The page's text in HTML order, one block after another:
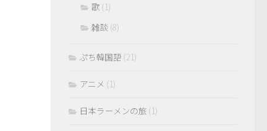
歌 (1)
雑談 (8)
ぷち韓国語 (21)
アニメ (1)
日本ラーメンの旅 (1)